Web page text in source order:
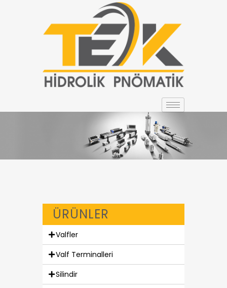
ÜRÜNLER
Valfler
Valf Terminalleri
Silindir